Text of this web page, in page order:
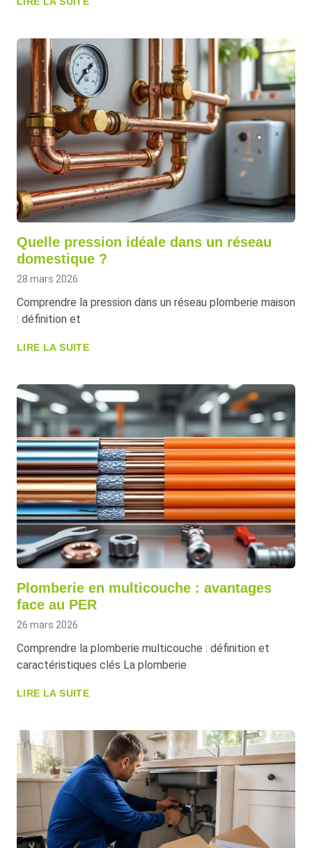
Quelle pression idéale dans un réseau
domestique ?
28 mars 2026
Comprendre la pression dans un réseau plomberie maison
: définition et
LIRE LA SUITE
Plomberie en multicouche : avantages
face au PER
26 mars 2026
Comprendre la plomberie multicouche : définition et
caractéristiques clés La plomberie
LIRE LA SUITE